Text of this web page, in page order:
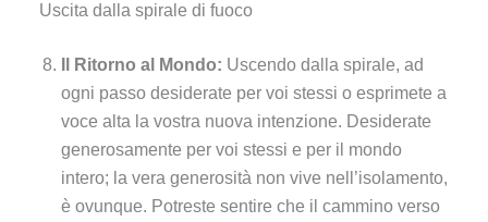
Uscita dalla spirale di fuoco
Il Ritorno al Mondo: Uscendo dalla spirale, ad
ogni passo desiderate per voi stessi o esprimete a
voce alta la vostra nuova intenzione. Desiderate
generosamente per voi stessi e per il mondo
intero; la vera generosità non vive nell’isolamento,
è ovunque. Potreste sentire che il cammino verso